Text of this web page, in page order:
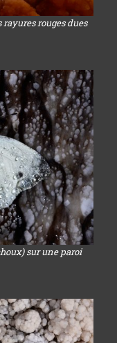
rouges dues
sur une paroi